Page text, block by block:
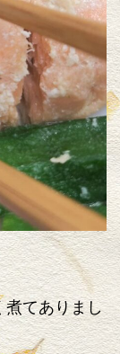
煮てありまし